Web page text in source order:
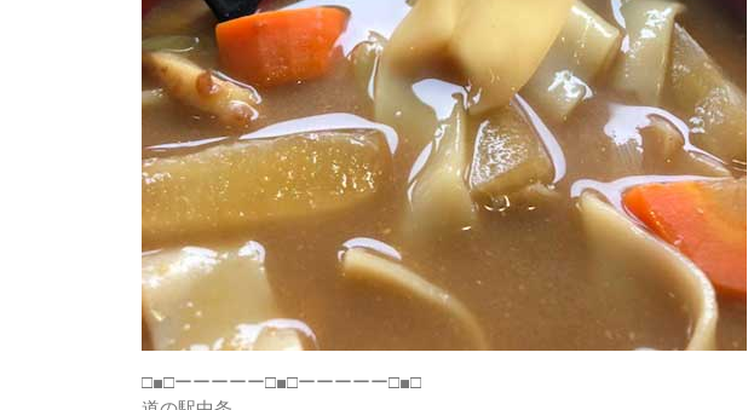
□■□ーーーーー□■□ーーーーー□■□